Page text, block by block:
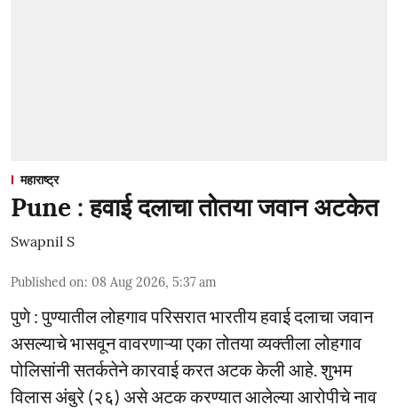
महाराष्ट्र
Pune : हवाई दलाचा तोतया जवान अटकेत
Swapnil S
Published on: 08 Aug 2026, 5:37 am
पुणे : पुण्यातील लोहगाव परिसरात भारतीय हवाई दलाचा जवान
असल्याचे भासवून वावरणाऱ्या एका तोतया व्यक्तीला लोहगाव
पोलिसांनी सतर्कतेने कारवाई करत अटक केली आहे. शुभम
विलास अंबुरे (२६) असे अटक करण्यात आलेल्या आरोपीचे नाव